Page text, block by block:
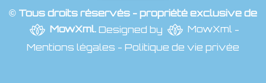
© Tous droits réservés - propriété exclusive de
MowXml.Designed by MowXml-
Mentions légales - Politique de vie privée